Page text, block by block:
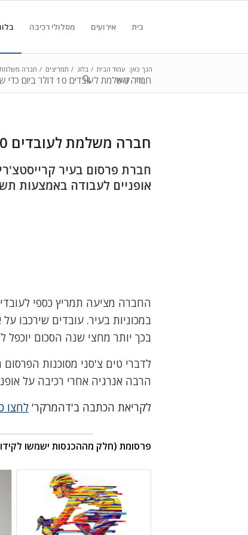
בית אירועים מסלולי רכיבה
צור קשר
חברה משלמת לעובדים 10 דולר ביום כדי שירכבו לעבודה על אופניים
הנך כאן: עמוד הבית / בלוג / תמריצים / חברה משלמת לעובדים 10 דולר ביום כדי
חברה משלמת לעובדים 10 דולר ביום כדי שירכבו לעבודה על אופניים
חברת פרסום בעיר
אופניים לעבודה באמצעות
החברה מציעה תמריץ כספי
בכך יותר מחצי שנה הסכום יוכפל ל-10 דולר ליום, וישולם כבונוס בסוף
לדברי טים צ'סני מסוכנות הפרסום
הרבה אנרגיה אחרי רכיבה על
לקריאת הכתבה ב'דהמרקר' לחצו
פרסומת (חלק מההכנסות ישמשו